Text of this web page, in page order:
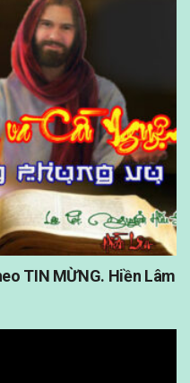
TIN MỪNG. Hiền Lâm